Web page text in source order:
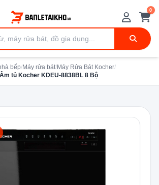
0
bếp/Máy rửa bát/Máy Rửa Bát Kocher/
tủ Kocher KDEU-8838BL 8 Bộ